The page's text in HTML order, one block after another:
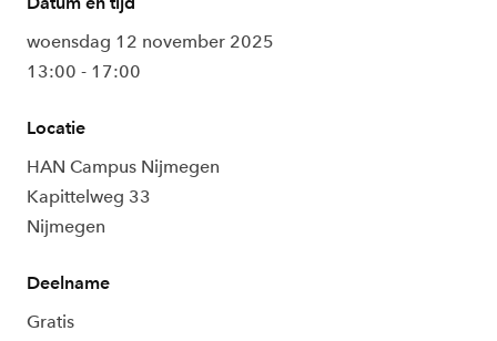
woensdag 12 november 2025
13:00 - 17:00
Locatie
HAN Campus Nijmegen
Kapittelweg 33
Nijmegen
Deelname
Gratis